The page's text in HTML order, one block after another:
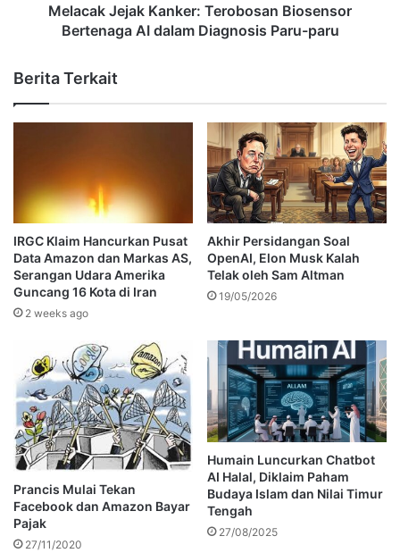
Melacak Jejak Kanker: Terobosan Biosensor
Bertenaga AI dalam Diagnosis Paru-paru
Berita Terkait
IRGC Klaim Hancurkan Pusat
Data Amazon dan Markas AS,
Serangan Udara Amerika
Guncang 16 Kota di Iran
2 weeks ago
Akhir Persidangan Soal
OpenAI, Elon Musk Kalah
Telak oleh Sam Altman
19/05/2026
Prancis Mulai Tekan
Facebook dan Amazon Bayar
Pajak
27/11/2020
Humain Luncurkan Chatbot
AI Halal, Diklaim Paham
Budaya Islam dan Nilai Timur
Tengah
27/08/2025